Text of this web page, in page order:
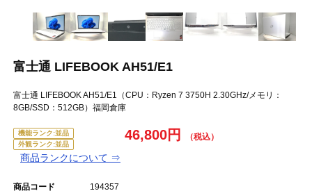
富士通 LIFEBOOK AH51/E1
富士通 LIFEBOOK AH51/E1（CPU：Ryzen 7 3750H 2.30GHz/メモリ：
8GB/SSD：512GB）福岡倉庫
機能ランク:並品
外観ランク:並品
商品ランクについて ⇒
46,800円
商品コード 194357